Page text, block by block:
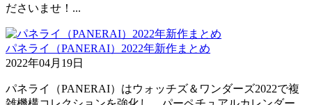
ださいませ！...
パネライ（PANERAI）2022年新作まとめ
2022年04月19日
パネライ（PANERAI）はウォッチズ＆ワンダーズ2022で複